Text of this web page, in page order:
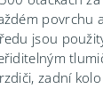
povrchu
jsou
zadní